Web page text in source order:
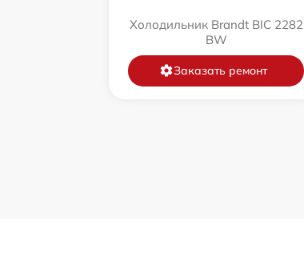
Холодильник Brandt BIC 2282
BW
Заказать ремонт